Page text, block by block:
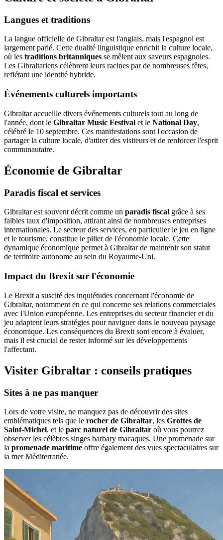
Langues et traditions
La langue officielle de Gibraltar est l'anglais, mais l'espagnol est
largement parlé. Cette dualité linguistique enrichit la culture locale,
où les traditions britanniques se mêlent aux saveurs espagnoles.
Les Gibraltariens célèbrent leurs racines par de nombreuses fêtes,
reflétant une identité hybride.
Événements culturels importants
Gibraltar accueille divers événements culturels tout au long de
l'année, dont le Gibraltar Music Festival et le National Day,
célébré le 10 septembre. Ces manifestations sont l'occasion de
partager la culture locale, d'attirer des visiteurs et de renforcer l'esprit
communautaire.
Économie de Gibraltar
Paradis fiscal et services
Gibraltar est souvent décrit comme un paradis fiscal grâce à ses
faibles taux d'imposition, attirant ainsi de nombreuses entreprises
internationales. Le secteur des services, en particulier le jeu en ligne
et le tourisme, constitue le pilier de l'économie locale. Cette
dynamique économique permet à Gibraltar de maintenir son statut
de territoire autonome au sein du Royaume-Uni.
Impact du Brexit sur l'économie
Le Brexit a suscité des inquiétudes concernant l'économie de
Gibraltar, notamment en ce qui concerne ses relations commerciales
avec l'Union européenne. Les entreprises du secteur financier et du
jeu adaptent leurs stratégies pour naviguer dans le nouveau paysage
économique. Les conséquences du Brexit sont encore à évaluer,
mais il est crucial de rester informé sur les développements
l'affectant.
Visiter Gibraltar : conseils pratiques
Sites à ne pas manquer
Lors de votre visite, ne manquez pas de découvrir des sites
emblématiques tels que le rocher de Gibraltar, les Grottes de
Saint-Michel, et le parc naturel de Gibraltar où vous pourrez
observer les célèbres singes barbary macaques. Une promenade sur
la promenade maritime offre également des vues spectaculaires sur
la mer Méditerranée.